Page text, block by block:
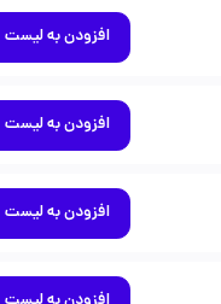
افزودن به لیست
افزودن به لیست
افزودن به لیست